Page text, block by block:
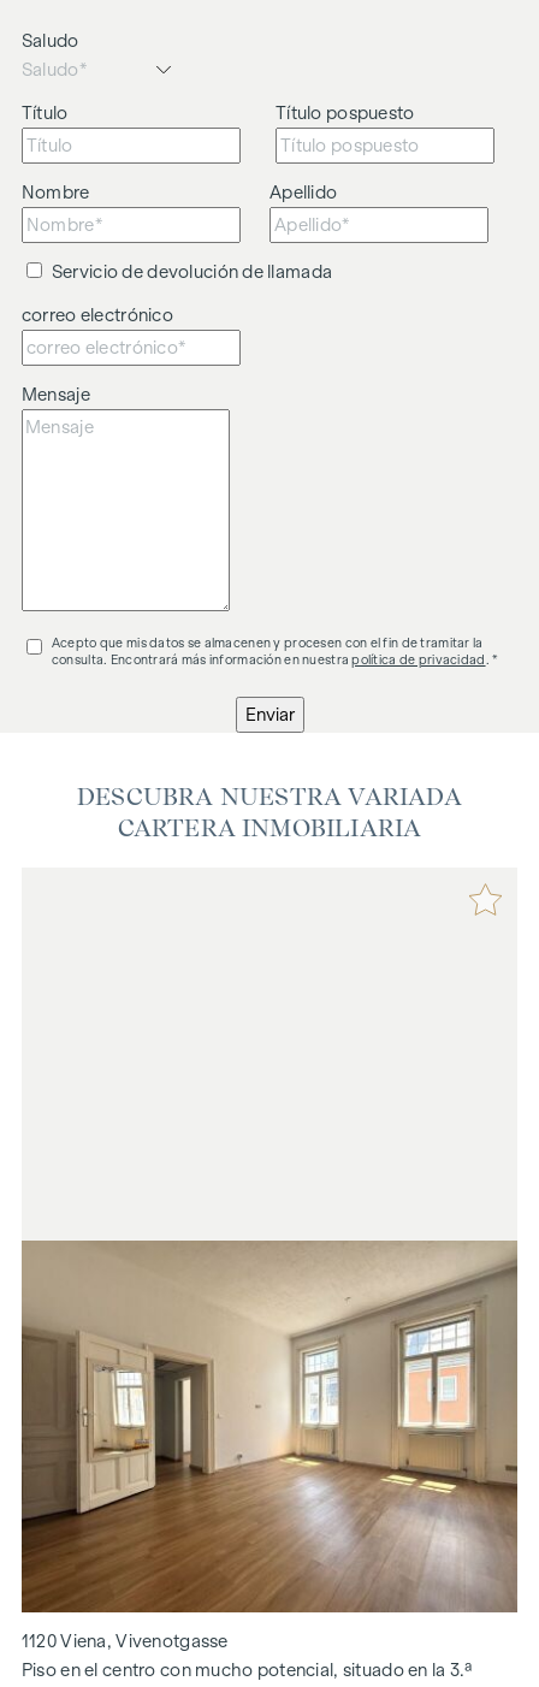
Sala de estar, comedor y cocina de planta abierta
Gran altura de techo
Ubicación céntrica
Nos gustaría señalar que existe una estrecha relación
intermediar.
El agente actúa como intermediario doble.
Saludo
Título Título pospuesto
Nombre Apellido
Servicio de devolución de llamada
correo electrónico
Mensaje
Acepto que mis datos se almacenen y procesen con el fin de tramitar la
consulta. Encontrará más información en nuestrapolítica de privacidad . *
Enviar
DESCUBRA NUESTRA VARIADA
CARTERA INMOBILIARIA
1120 Viena, Vivenotgasse
Piso en el centro con mucho potencial, situado en la 3.ª